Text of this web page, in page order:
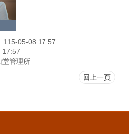
115-05-08 17:57
17:57
堂管理所
回上一頁